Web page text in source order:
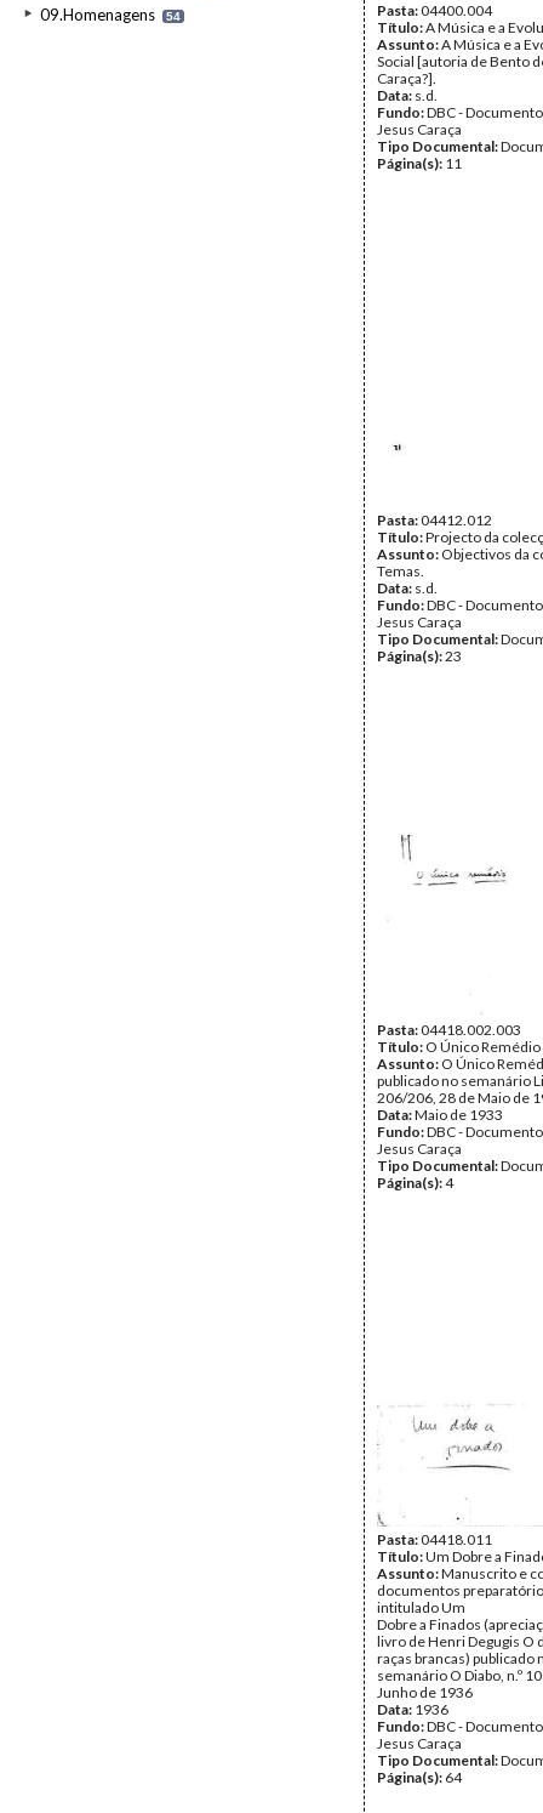
09.Homenagens 54 Pasta:04400.004
Título:A Música e a
Assunto:A Música e a
Social [autoria de Bento
Caraça?].
Data: s.d.
Fundo:DBC -
Jesus Caraça
Tipo Documental:
Página(s): 11
Pasta:04412.012
Título:Projecto da
Assunto: Objectivos da
Temas.
Data: s.d.
Fundo:DBC -
Jesus Caraça
Tipo Documental:
Página(s):23
Pasta:04418.002.003
Título: O Único Remédio
Assunto: O Único
publicado no semanário
206/206, 28 de Maio de
Data:Maio de 1933
Fundo:DBC -
Jesus Caraça
Tipo Documental:
Página(s):4
Pasta:04418.011
Título:Um Dobre a
Assunto:Manuscrito e
documentos
intitulado Um
Dobre a Finados
livro de Henri Degugis O
raças brancas) publicado
semanário O Diabo, n.º
Junho de 1936
Data: 1936
Fundo:DBC -
Jesus Caraça
Tipo Documental:
Página(s): 64